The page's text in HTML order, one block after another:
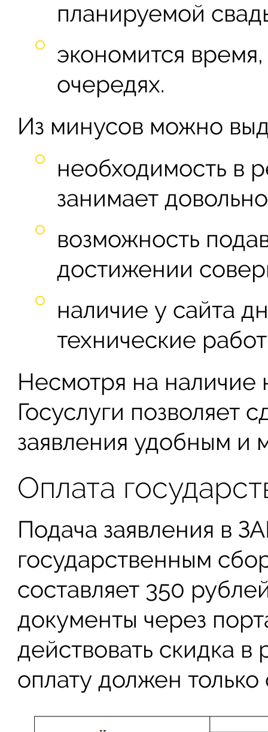
планируемой
экономится
очередях.
Из минусов можно
необходимость в
занимает
возможность
достижении
наличие у сайта
технические
Несмотря на наличие
Госуслуги позволяет
заявления удобным и
Оплата
Подача заявления в
государственным
составляет 350
документы через
действовать скидка в
оплату должен